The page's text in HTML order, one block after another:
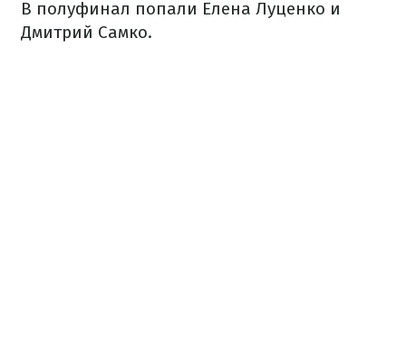
В полуфинал попали Елена Луценко и
Дмитрий Самко.